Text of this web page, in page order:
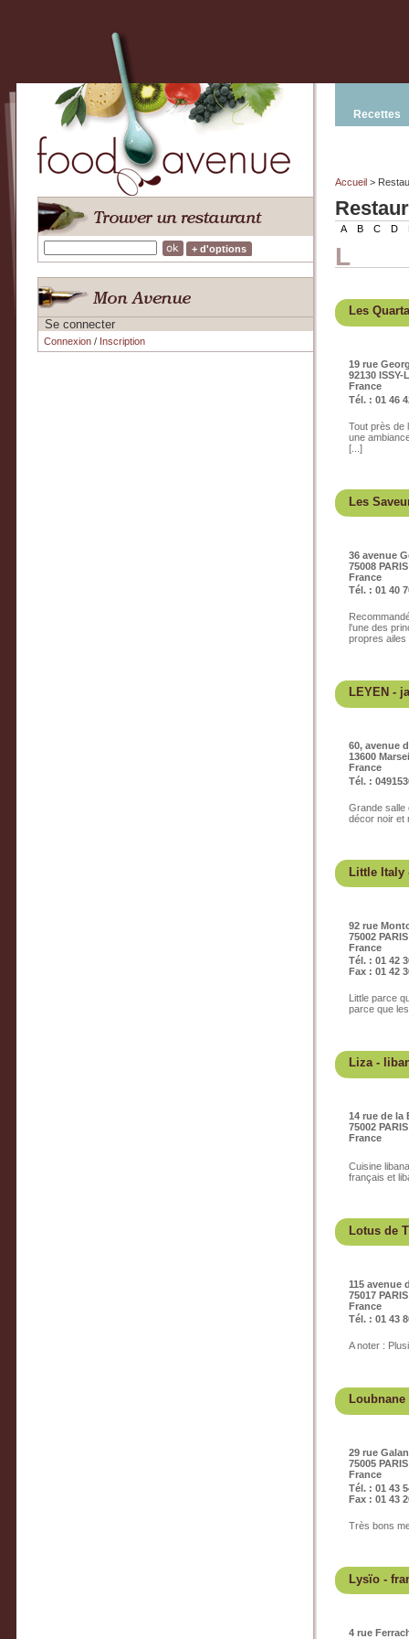
+ d'options
Se connecter
Connexion/ Inscription
Recettes
Accueil >
A B C D
L
Les
19 rue
92130 ISSY-
France
Tél. : 01 46
Tout près de
une
[...]
Les
36 avenue
75008 PARIS
France
Tél. : 01 40
l'une des
propres ailes
LEYEN -
60, avenue
13600
France
Tél. :
Grande salle
décor noir et
Little Italy
92 rue
75002 PARIS
France
Tél. : 01 42
Fax : 01 42
Little parce
parce que
Liza-
14 rue de la
75002 PARIS
France
Cuisine
français et
Lotus de
115 avenue
75017 PARIS
France
Tél. : 01 43
A noter :
Loubnane
29 rue
75005 PARIS
France
Tél. : 01 43
Fax : 01 43
Très bons
Lysïo -
4 rue